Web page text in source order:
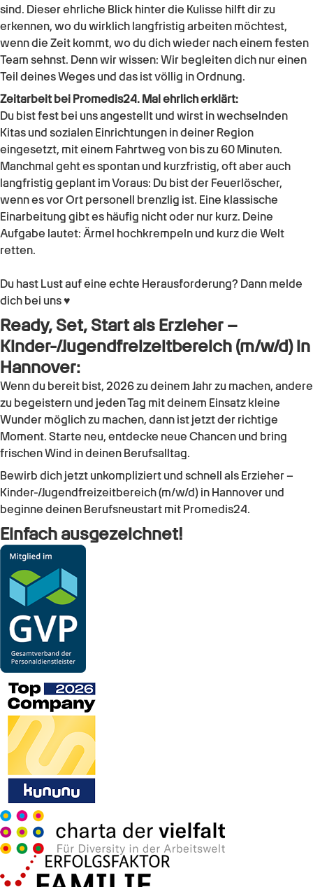
sind. Dieser ehrliche Blick hinter die Kulisse hilft dir zu
erkennen, wo du wirklich langfristig arbeiten möchtest,
wenn die Zeit kommt, wo du dich wieder nach einem festen
Team sehnst. Denn wir wissen: Wir begleiten dich nur einen
Teil deines Weges und das ist völlig in Ordnung.
Zeitarbeit bei Promedis24. Mal ehrlich erklärt:
Du bist fest bei uns angestellt und wirst in wechselnden
Kitas und sozialen Einrichtungen in deiner Region
eingesetzt, mit einem Fahrtweg von bis zu 60 Minuten.
Manchmal geht es spontan und kurzfristig, oft aber auch
langfristig geplant im Voraus: Du bist der Feuerlöscher,
wenn es vor Ort personell brenzlig ist. Eine klassische
Einarbeitung gibt es häufig nicht oder nur kurz. Deine
Aufgabe lautet: Ärmel hochkrempeln und kurz die Welt
retten.
Du hast Lust auf eine echte Herausforderung? Dann melde
dich bei uns ♥
Ready, Set, Start als Erzieher –
Kinder-/Jugendfreizeitbereich (m/w/d) in
Hannover:
Wenn du bereit bist, 2026 zu deinem Jahr zu machen, andere
zu begeistern und jeden Tag mit deinem Einsatz kleine
Wunder möglich zu machen, dann ist jetzt der richtige
Moment. Starte neu, entdecke neue Chancen und bring
frischen Wind in deinen Berufsalltag.
Bewirb dich jetzt unkompliziert und schnell als Erzieher –
Kinder-/Jugendfreizeitbereich (m/w/d) in Hannover und
beginne deinen Berufsneustart mit Promedis24.
Einfach ausgezeichnet!